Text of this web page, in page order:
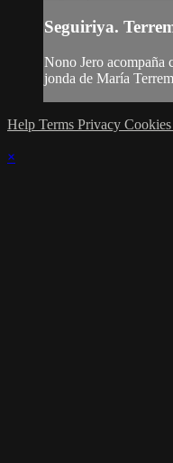
Seguiriya.
Nono Jero acompaña
jonda de María
Help Terms Privacy Cookies
×